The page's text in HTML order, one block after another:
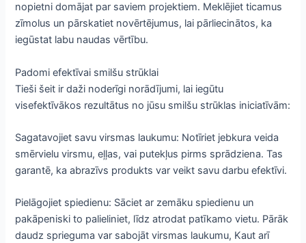
nopietni domājat par saviem projektiem. Meklējiet ticamus
zīmolus un pārskatiet novērtējumus, lai pārliecinātos, ka
iegūstat labu naudas vērtību.
Padomi efektīvai smilšu strūklai
Tieši šeit ir daži noderīgi norādījumi, lai iegūtu
visefektīvākos rezultātus no jūsu smilšu strūklas iniciatīvām:
Sagatavojiet savu virsmas laukumu: Notīriet jebkura veida
smērvielu virsmu, eļļas, vai putekļus pirms sprādziena. Tas
garantē, ka abrazīvs produkts var veikt savu darbu efektīvi.
Pielāgojiet spiedienu: Sāciet ar zemāku spiedienu un
pakāpeniski to palieliniet, līdz atrodat patīkamo vietu. Pārāk
daudz sprieguma var sabojāt virsmas laukumu, Kaut arī